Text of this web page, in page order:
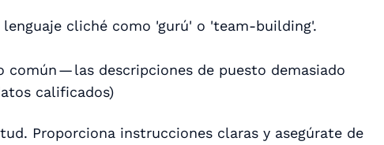
cliché como 'gurú' o 'team-building'.
común — las descripciones de puesto demasiado
calificados)
Proporciona instrucciones claras y asegúrate de